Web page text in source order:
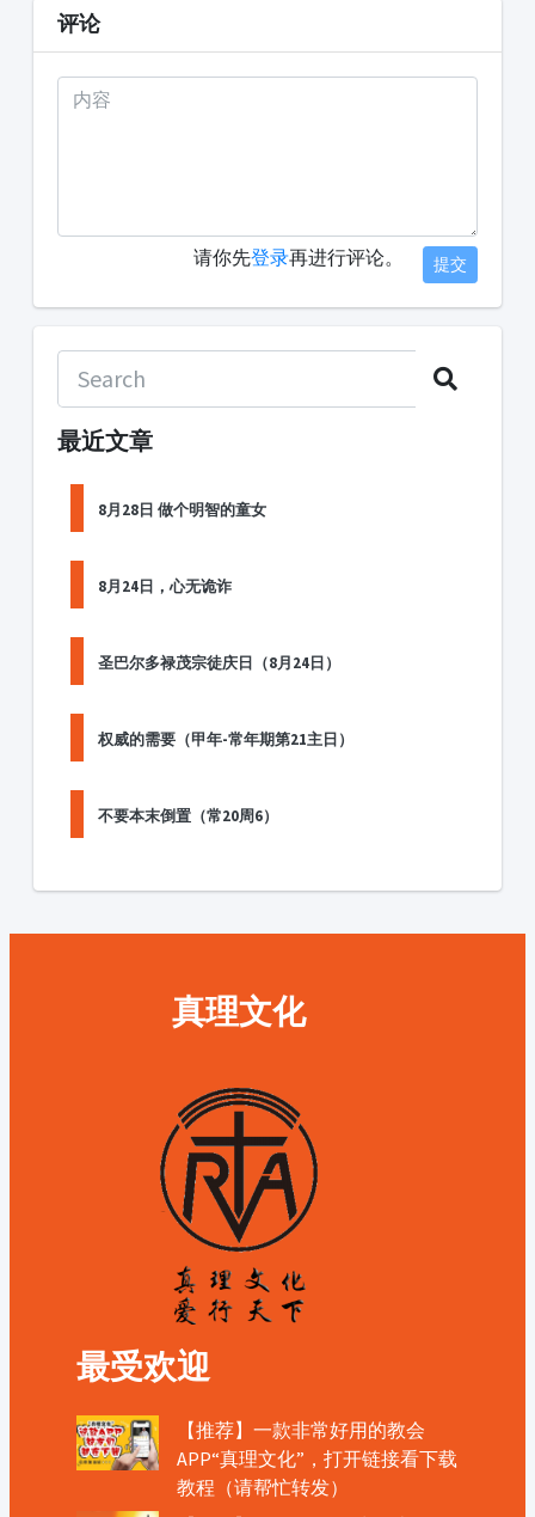
评论
请你先登录再进行评论。 提交
最近文章
8月28日 做个明智的童女
8月24日，心无诡诈
圣巴尔多禄茂宗徒庆日（8月24日）
权威的需要（甲年-常年期第21主日）
不要本末倒置（常20周6）
真理文化
最受欢迎
【推荐】一款非常好用的教会
APP“真理文化”，打开链接看下载
教程（请帮忙转发）